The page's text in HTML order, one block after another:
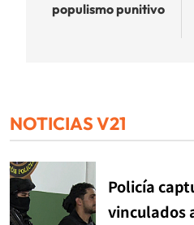
populismo punitivo
NOTICIAS V21
Policía
vinculados